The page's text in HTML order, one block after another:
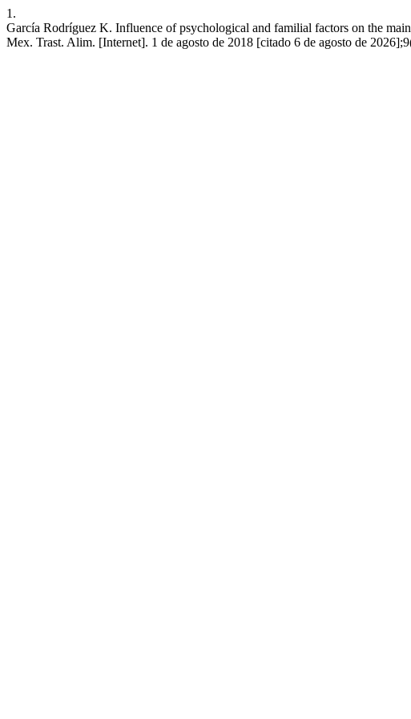
1.
García Rodríguez K. Influence of psychological and familial factors on the
Mex. Trast. Alim. [Internet]. 1 de agosto de 2018 [citado 6 de agosto de